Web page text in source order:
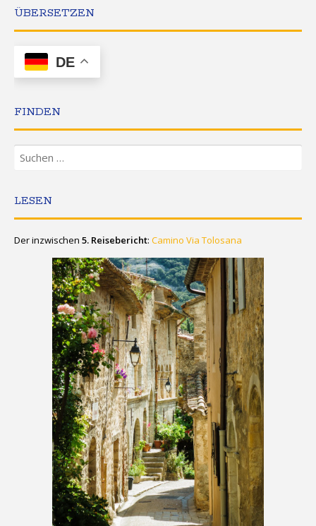
ÜBERSETZEN
DE
FINDEN
Suchen
nach:
LESEN
Der inzwischen 5. Reisebericht: Camino Via Tolosana